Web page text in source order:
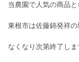
当農園で人気の商品と
東根市は佐藤錦発祥の
なくなり次第終了しま